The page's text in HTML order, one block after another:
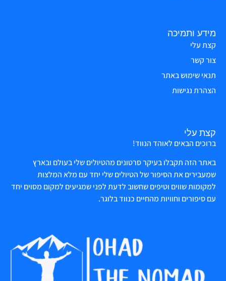
מידע ותמיכה
קצת עלי
צור קשר
תנאי שימוש באתר
הצהרת נגישות
קצת עלי
ברוכים הבאים לאוהד הנווד!
באתר הזה תקבלו בעיקר סרטונים מהטיולים שלי בעולם ובארץ
שמעבירים את הסיפור של הטיולים שלי יחד עם מלא המלצות
למקומות שווים וטיפים שחשוב לדעת לפני שמגיעים למקום מסוים יחד
עם סיפורים וחוויות מהחיים כנווד בלוגר.